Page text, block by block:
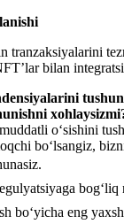
bilan
o‘sishini
bo‘lsangiz,
eng